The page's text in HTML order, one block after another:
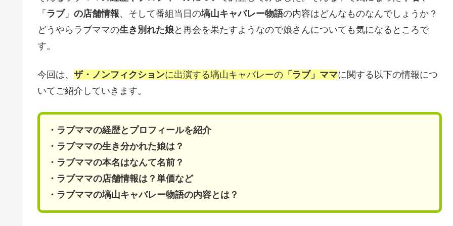
「 ラブ」 の店舗情報、そして番組当日の塙山キャバレー物語の内容はどんなものなんでしょうか？
どうやらラブママの生き別れた娘と再会を果たすようなので娘さんについても気になるところで
す。
今回は、 ザ・ノンフィクションに出演する塙山キャバレーの 「ラブ」ママに関する以下の情報につ
いてご紹介していきます。
・ラブママの経歴とプロフィールを紹介
・ラブママの生き分かれた娘は？
・ラブママの本名はなんて名前？
・ラブママの店舗情報は？単価など
・ラブママの塙山キャバレー物語の内容とは？